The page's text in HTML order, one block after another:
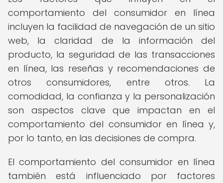
comportamiento del consumidor en línea
incluyen la facilidad de navegación de un sitio
web, la claridad de la información del
producto, la seguridad de las transacciones
en línea, las reseñas y recomendaciones de
otros consumidores, entre otros. La
comodidad, la confianza y la personalización
son aspectos clave que impactan en el
comportamiento del consumidor en línea y,
por lo tanto, en las decisiones de compra.
El comportamiento del consumidor en línea
también está influenciado por factores